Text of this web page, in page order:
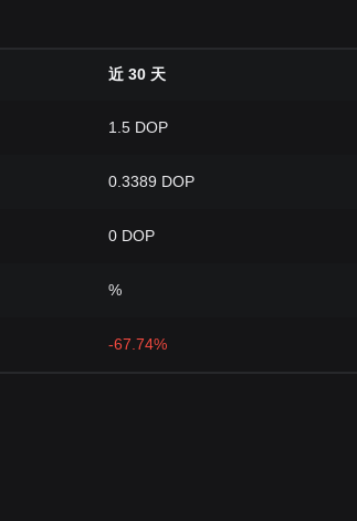
近 30 天
1.5 DOP
0.3389 DOP
0 DOP
%
-67.74%